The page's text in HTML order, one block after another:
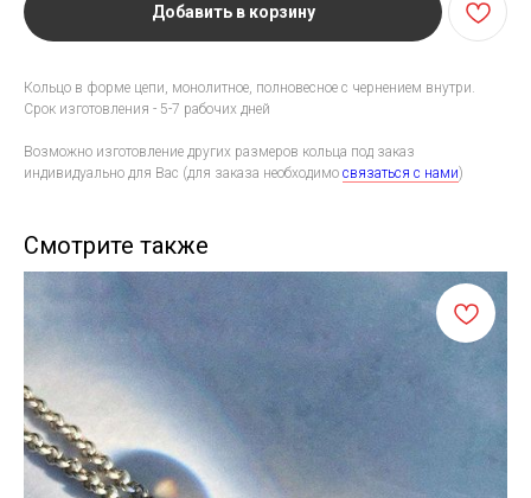
Добавить в корзину
Кольцо в форме цепи, монолитное, полновесное с чернением внутри.
Срок изготовления - 5-7 рабочих дней
Возможно изготовление других размеров кольца под заказ
индивидуально для Вас (для заказа необходимо связаться с нами)
Смотрите также